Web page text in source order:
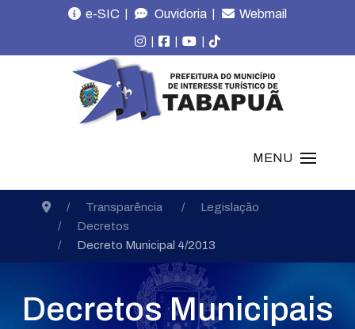
e-SIC | Ouvidoria | Webmail
| | |
MENU
Transparência
Legislação
Decretos
Decreto Municipal 4/2013
Decretos Municipais